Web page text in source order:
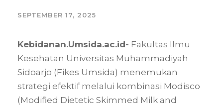
SEPTEMBER 17, 2025
Kebidanan.Umsida.ac.id- Fakultas Ilmu
Kesehatan Universitas Muhammadiyah
Sidoarjo (Fikes Umsida) menemukan
strategi efektif melalui kombinasi Modisco
(Modified Dietetic Skimmed Milk and